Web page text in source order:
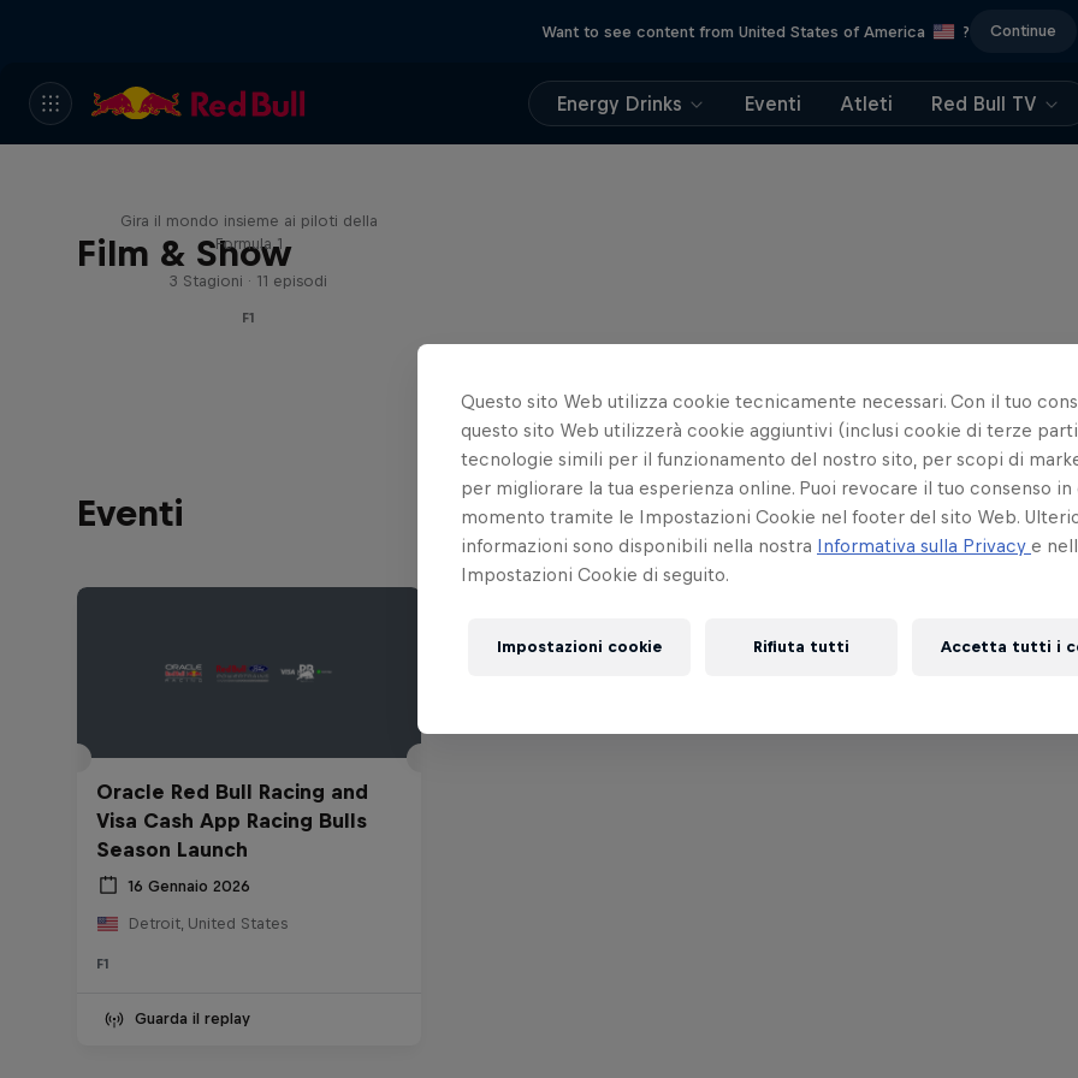
Want to see content from United States of America ? Continue
Energy Drinks Eventi Atleti Red Bull TV
Film & Show
Gira il mondo insieme ai piloti della
Formula 1
3 Stagioni · 11 episodi
F1
Eventi
Oracle Red Bull Racing and
Visa Cash App Racing Bulls
Season Launch
16 Gennaio 2026
Detroit, United States
F1
Guarda il replay
Questo sito Web utilizza cookie tecnicamente necessari. Con il tuo
questo sito Web utilizzerà cookie aggiuntivi (inclusi cookie di terze
tecnologie simili per il funzionamento del nostro sito, per scopi di
per migliorare la tua esperienza online. Puoi revocare il tuo consenso in
momento tramite le Impostazioni Cookie nel footer del sito Web.
informazioni sono disponibili nella nostra Informativa sulla Privacy e
Impostazioni Cookie di seguito.
Impostazioni cookie Rifiuta tutti Accetta tutti i